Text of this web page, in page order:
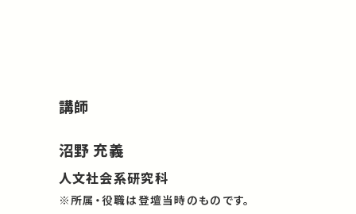
講師
沼野 充義
人文社会系研究科
※所属・役職は登壇当時のものです。